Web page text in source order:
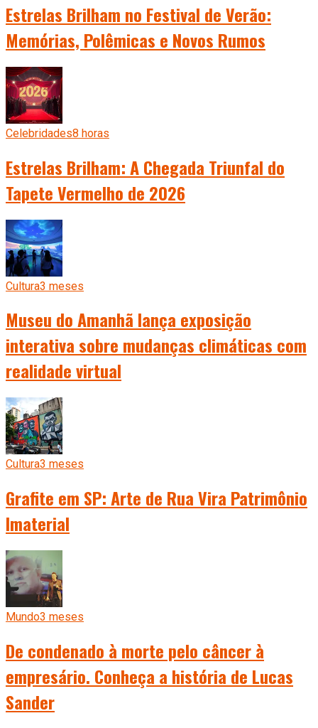
Estrelas Brilham no Festival de Verão:
Memórias, Polêmicas e Novos Rumos
Celebridades8 horas
Estrelas Brilham: A Chegada Triunfal do
Tapete Vermelho de 2026
Cultura3 meses
Museu do Amanhã lança exposição
interativa sobre mudanças climáticas com
realidade virtual
Cultura3 meses
Grafite em SP: Arte de Rua Vira Patrimônio
Imaterial
Mundo3 meses
De condenado à morte pelo câncer à
empresário. Conheça a história de Lucas
Sander